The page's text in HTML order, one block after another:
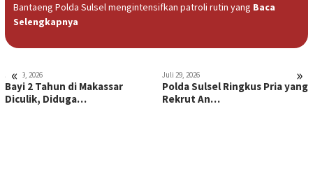
Bantaeng Polda Sulsel mengintensifkan patroli rutin yang Baca
Selengkapnya
« »
Juli 29, 2026
Bayi 2 Tahun di Makassar
Diculik, Diduga…
Juli 29, 2026
Polda Sulsel Ringkus Pria yang
Rekrut An…